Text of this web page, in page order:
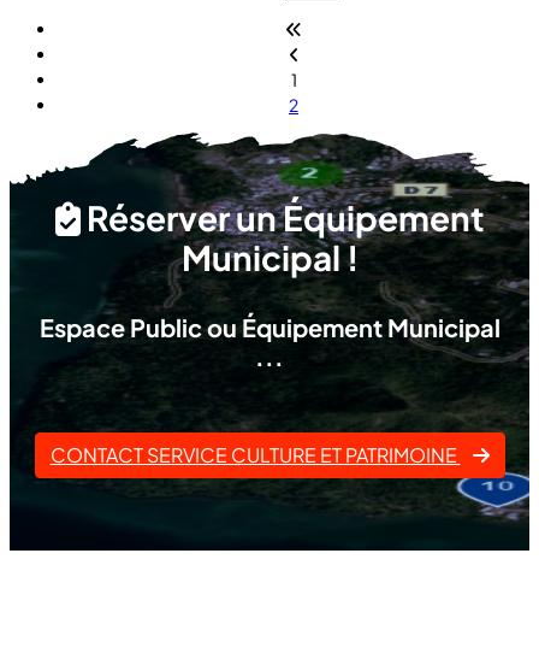
1
2
Réserver un Équipement
Municipal !
Espace Public ou Équipement Municipal
...
CONTACT SERVICE CULTURE ET PATRIMOINE